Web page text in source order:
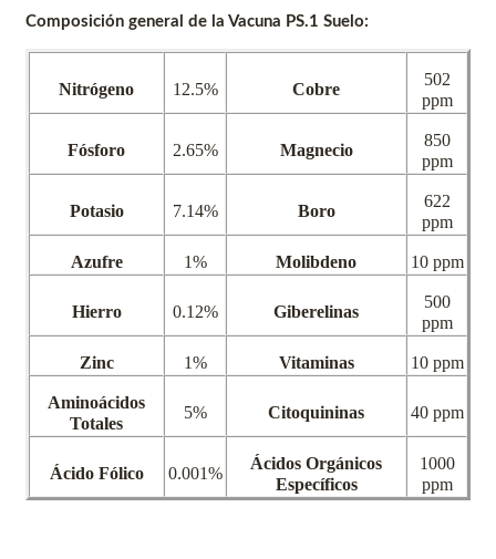
Composición general de la Vacuna PS.1 Suelo:
Nitrógeno 12.5% Cobre
502
ppm
Fósforo 2.65% Magnecio
850
ppm
Potasio 7.14% Boro
622
ppm
Azufre 1% Molibdeno 10 ppm
Hierro 0.12% Giberelinas
500
ppm
Zinc 1% Vitaminas 10 ppm
Aminoácidos
Totales
5% Citoquininas 40 ppm
Ácido Fólico 0.001%
Ácidos Orgánicos
Específicos
1000
ppm